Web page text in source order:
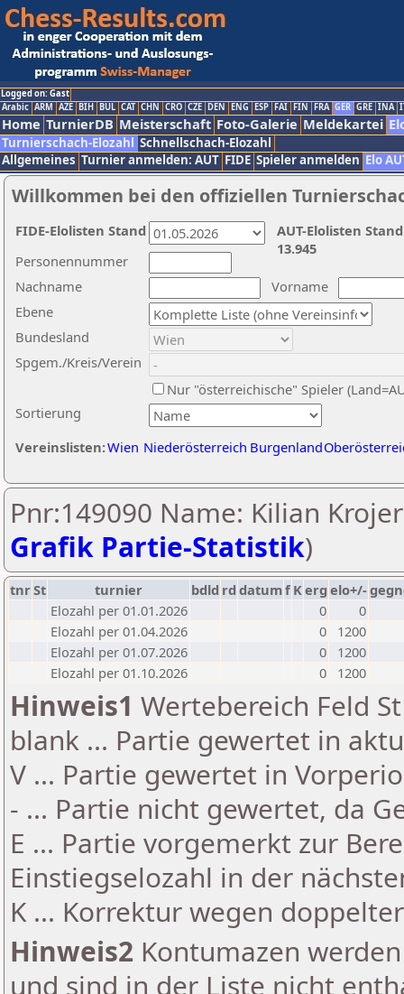
Logged on: Gast
Arabic ARM AZE BIH BUL CAT CHN CRO CZE DEN ENG ESP FAI FIN FRA GER GRE INA
Home TurnierDB Meisterschaft Foto-Galerie Meldekartei
Turnierschach-Elozahl Schnellschach-Elozahl
Allgemeines Turnier anmelden: AUT FIDE Spieler anmelden Elo
Willkommen bei den offiziellen
Nachname
Vorname
Ebene
Sortierung
Personennummer
Bundesland
Spgem./Kreis/Verein
Nur "österreichische" Spieler
Vereinslisten:Wien Niederösterreich Burgenland
AUT-Elolisten
13.945
FIDE-Elolisten Stand
Pnr:149090 Name: Kilian
Grafik Partie-Statistik)
tnrSt turnier bdld rd datumf Kerg elo+/-
Elozahl per 01.01.2026
0
0
Elozahl per 01.04.2026
0
1200
Elozahl per 01.07.2026
0
1200
Elozahl per 01.10.2026
0 1200
Hinweis1 Wertebereich Feld
blank ... Partie gewertet in
V ... Partie gewertet in
- ... Partie nicht gewertet, da
E ... Partie vorgemerkt zur
Einstiegselozahl in der
K ... Korrektur wegen
Hinweis2 Kontumazen
und sind in der Liste nicht